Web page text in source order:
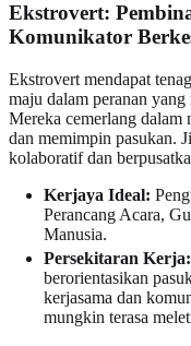
Ekstrovert:
Komunikator
Ekstrovert mendapat
maju dalam peranan
Mereka cemerlang dalam
dan memimpin pasukan.
kolaboratif dan
Kerjaya Ideal:
Perancang Acara,
Manusia.
Persekitaran Kerja:
berorientasikan
kerjasama dan
mungkin terasa